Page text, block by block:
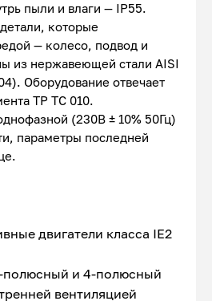
пыли и влаги — IP55.
которые
— колесо, подвод и
из нержавеющей стали AISI
Оборудование отвечает
ТР ТС 010.
(230В ± 10% 50Гц)
параметры последней
двигатели класса IE2
и 4-полюсный
вентиляцией